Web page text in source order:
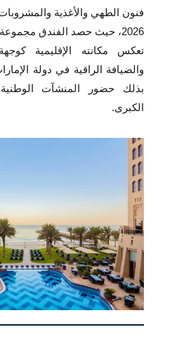
فنون الطهي والأغذية
2026، حيث حصد الفندق
تعكس مكانته الإقليمية
والضيافة الراقية في دولة
بذلك حضور المنشآت
الكبرى.